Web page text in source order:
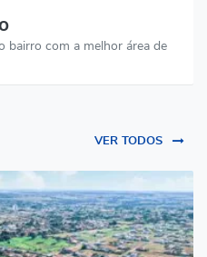
bairro com a melhor área de
VER TODOS